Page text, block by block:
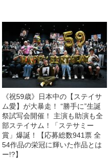
《祝59歳》日本中の【ステイサ
ム愛】が大暴走！ “勝手に”生誕
祭試写会開催！ 主演も助演も全
部ステイサム！「ステサミー
賞」爆誕！【応募総数941票 全
54作品の栄冠に輝いた作品とは
ー!?】